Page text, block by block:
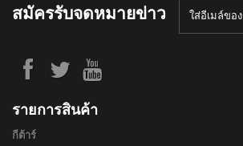
สมัครรับจดหมายข่าว
รายการสินค้า
กีต้าร์